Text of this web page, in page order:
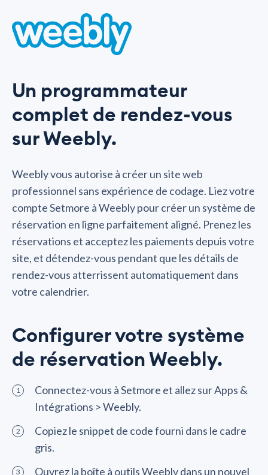
Un programmateur
complet de rendez-vous
sur Weebly.
Weebly vous autorise à créer un site web
professionnel sans expérience de codage. Liez votre
compte Setmore à Weebly pour créer un système de
réservation en ligne parfaitement aligné. Prenez les
réservations et acceptez les paiements depuis votre
site, et détendez-vous pendant que les détails de
rendez-vous atterrissent automatiquement dans
votre calendrier.
Configurer votre système
de réservation Weebly.
Connectez-vous à Setmore et allez sur Apps &
Intégrations > Weebly.
Copiez le snippet de code fourni dans le cadre
gris.
Ouvrez la boîte à outils Weebly dans un nouvel